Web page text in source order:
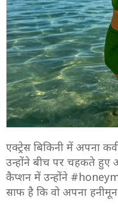
एक्ट्रेस बिकिनी में अपना
उन्होंने बीच पर चहकते
कैप्शन में उन्होंने
साफ है कि वो अपना